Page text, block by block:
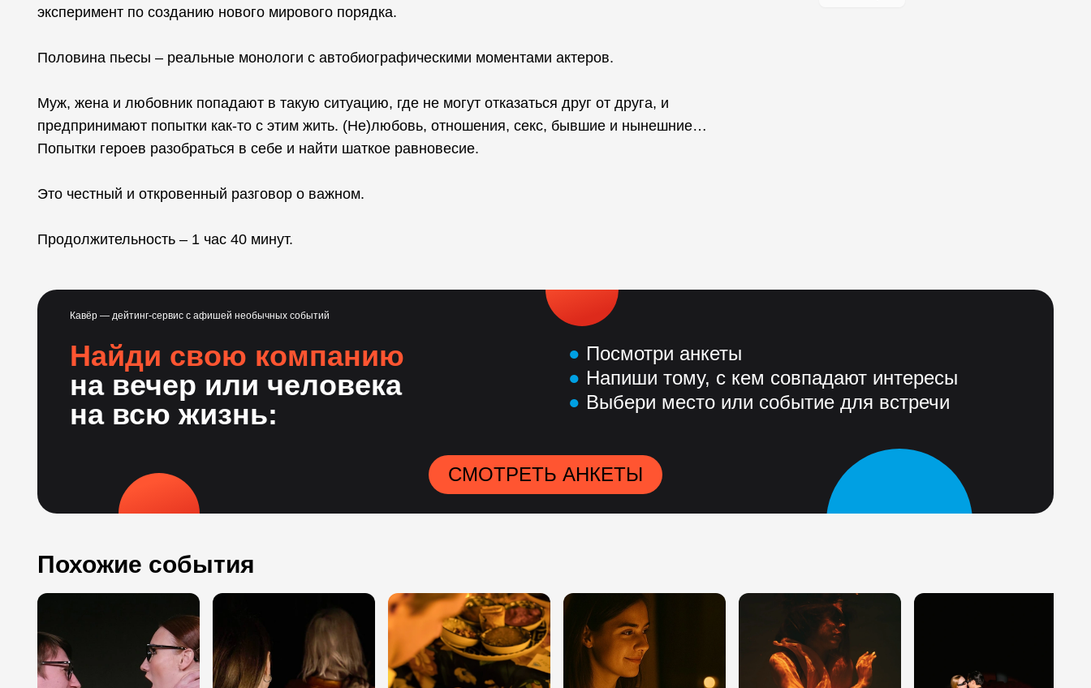
эксперимент по созданию нового мирового порядка.
Половина пьесы – реальные монологи с автобиографическими моментами актеров.
Муж, жена и любовник попадают в такую ситуацию, где не могут отказаться друг от друга, и
предпринимают попытки как-то с этим жить. (Не)любовь, отношения, секс, бывшие и нынешние…
Попытки героев разобраться в себе и найти шаткое равновесие.
Это честный и откровенный разговор о важном.
Продолжительность – 1 час 40 минут.
Кавёр — дейтинг-сервис с афишей необычных событий
Найди свою компанию
на вечер или человека
на всю жизнь:
● Посмотри анкеты
● Напиши тому, с кем совпадают интересы
● Выбери место или событие для встречи
СМОТРЕТЬ АНКЕТЫ
Похожие события